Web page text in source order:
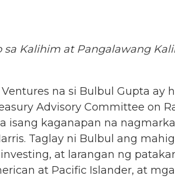
Kalihim at Pangalawang
na si Bulbul Gupta
Advisory Committee on
isang kaganapan na
Taglay ni Bulbul ang
at larangan ng
at Pacific Islander, at